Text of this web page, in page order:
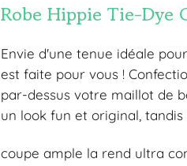
Robe Hippie Tie-Dye
Envie d'une tenue idéale
est faite pour vous !
par-dessus votre maillot de
un look fun et original, tandis
coupe ample la rend ultra